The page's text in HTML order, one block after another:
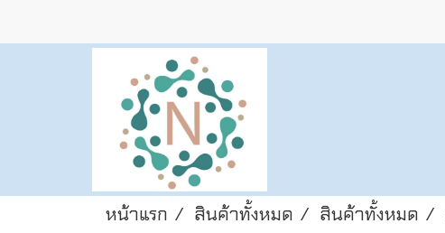
หน้าแรก สินค้าทั้งหมด สินค้าทั้งหมด